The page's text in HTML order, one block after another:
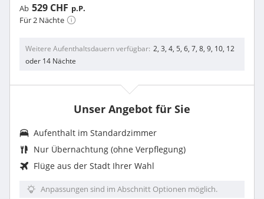
Ab 529 CHF p.P.
Für 2 Nächte
Weitere Aufenthaltsdauern verfügbar 2, 3, 4, 5, 6, 7, 8, 9, 10, 12
oder 14 Nächte
Unser Angebot für Sie
Aufenthalt im Standardzimmer
Nur Übernachtung (ohne Verpflegung)
Flüge aus der Stadt Ihrer Wahl
Anpassungen sind im Abschnitt Optionen möglich.